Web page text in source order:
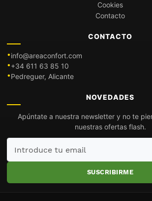
Cookies
Contacto
CONTACTO
info@areaconfort.com
+34 611 63 85 10
Pedreguer, Alicante
NOVEDADES
Apúntate a nuestra newsletter y no te
nuestras ofertas flash.
Introduce
email
SUSCRIBIRME